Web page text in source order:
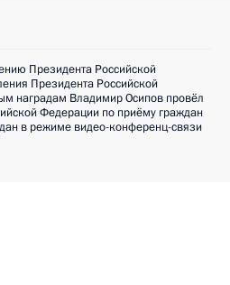
Президента Российской
Президента Российской
наградам Владимир Осипов провёл
Федерации по приёму граждан
в режиме видео-конференц-связи